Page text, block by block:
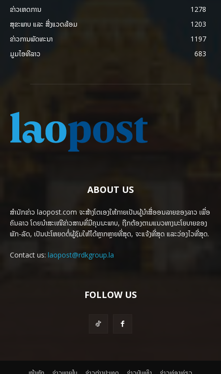
ຂ່າວເຫດການ
1278
ສຸຂະພາບ ແລະ ສີ່ງແວດລ້ອມ
1203
ຂ່າວການພັດທະນາ
1197
ມູມໄອທີລາວ
683
ABOUT US
ສຳນັກຂ່າວ laopost.com ຈະສ້າງໂຕເອງໃຫ້ກາຍເປັນຜູ້ນຳສື່ອອນລາຍຂອງລາວ ເພື່ອ
ຄົນລາວ ໂດຍນຳສະເໜີຂ່າວສານທີ່ມີຄຸນນະພາບ, ຖືກຕ້ອງຕາມແນວທາງນະໂຍບາຍຂອງ
ພັກ-ລັດ, ເປັນປະໂຫຍດຕໍ່ຜູ້ຊົມໃຫ້ໄດ້ຫຼາກຫຼາຍທີ່ສຸດ, ຈະແຈ້ງທີ່ສຸດ ແລະວ່ອງໄວທີ່ສຸດ.
Contact us: laopost@rdkgroup.la
FOLLOW US